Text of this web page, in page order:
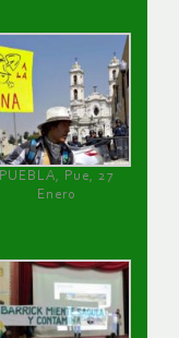
PUEBLA, Pue, 27
Enero